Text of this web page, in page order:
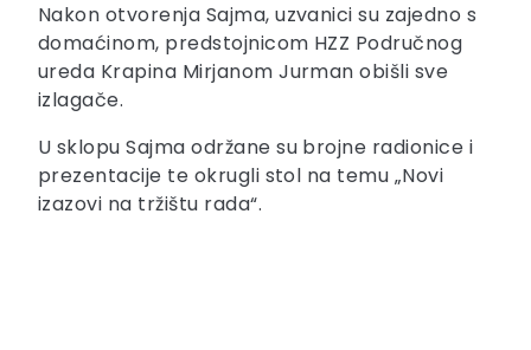
Nakon otvorenja Sajma, uzvanici su zajedno s
domaćinom, predstojnicom HZZ Područnog
ureda Krapina Mirjanom Jurman obišli sve
izlagače.
U sklopu Sajma održane su brojne radionice i
prezentacije te okrugli stol na temu „Novi
izazovi na tržištu rada“.